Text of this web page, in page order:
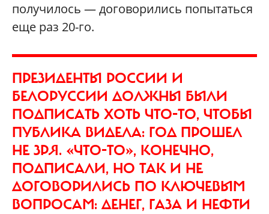
получилось — договорились попытаться
еще раз 20-го.
ПРЕЗИДЕНТЫ РОССИИ И
БЕЛОРУССИИ ДОЛЖНЫ БЫЛИ
ПОДПИСАТЬ ХОТЬ ЧТО-ТО, ЧТОБЫ
ПУБЛИКА ВИДЕЛА: ГОД ПРОШЕЛ
НЕ ЗРЯ. «ЧТО-ТО», КОНЕЧНО,
ПОДПИСАЛИ, НО ТАК И НЕ
ДОГОВОРИЛИСЬ ПО КЛЮЧЕВЫМ
ВОПРОСАМ: ДЕНЕГ, ГАЗА И НЕФТИ